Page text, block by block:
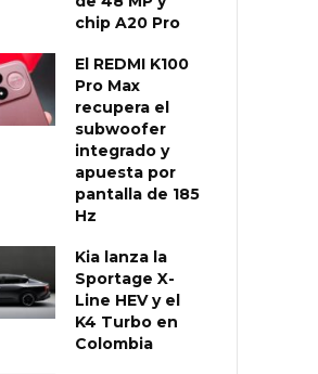
chip A20 Pro
El REDMI K100
Pro Max
recupera el
subwoofer
integrado y
apuesta por
pantalla de 185
Hz
Kia lanza la
Sportage X-
Line HEV y el
K4 Turbo en
Colombia